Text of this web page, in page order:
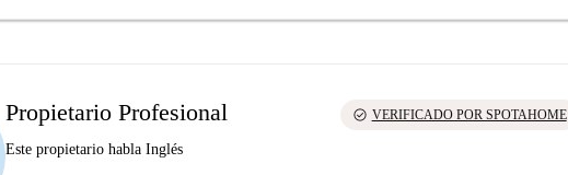
Propietario Profesional
Este propietario habla Inglés
check_circle VERIFICADO POR SPOTAHOME